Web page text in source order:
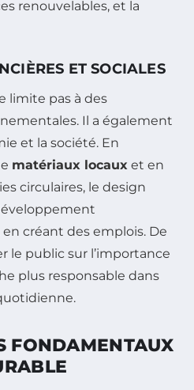
renouvelables, et la
ET SOCIALES
limite pas à des
Il a également
et la société. En
matériaux locaux et en
circulaires, le design
créant des emplois. De
le public sur l’importance
plus responsable dans
FONDAMENTAUX